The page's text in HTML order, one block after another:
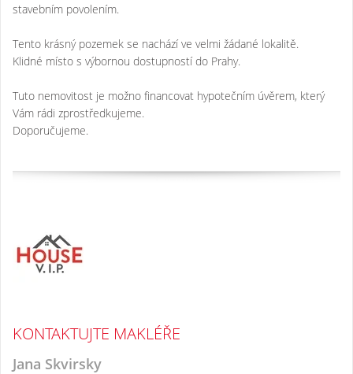
stavebním povolením.
Tento krásný pozemek se nachází ve velmi žádané lokalitě.
Klidné místo s výbornou dostupností do Prahy.
Tuto nemovitost je možno financovat hypotečním úvěrem, který
Vám rádi zprostředkujeme.
Doporučujeme.
KONTAKTUJTE MAKLÉŘE
Jana Skvirsky